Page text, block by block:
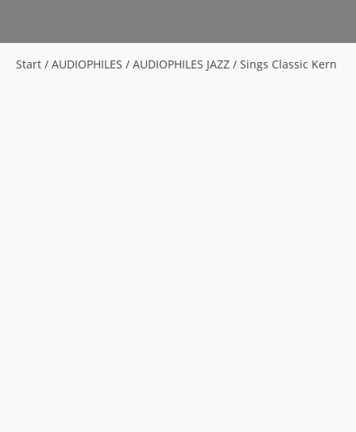
Start / AUDIOPHILES / AUDIOPHILES JAZZ / Sings Classic Kern